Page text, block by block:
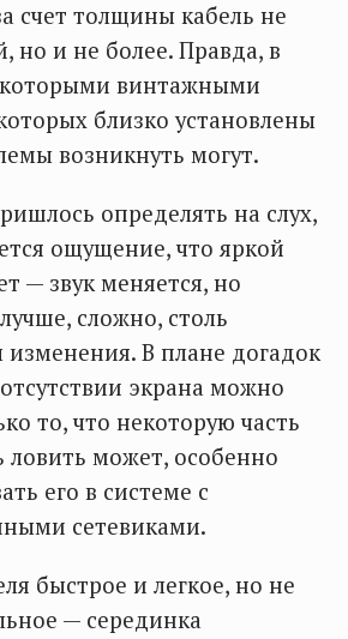
счет толщины кабель не
но и не более. Правда, в
винтажными
близко установлены
возникнуть могут.
определять на слух,
ощущение, что яркой
— звук меняется, но
сложно, столь
изменения. В плане догадок
экрана можно
то, что некоторую часть
ловить может, особенно
его в системе с
сетевиками.
быстрое и легкое, но не
— серединка